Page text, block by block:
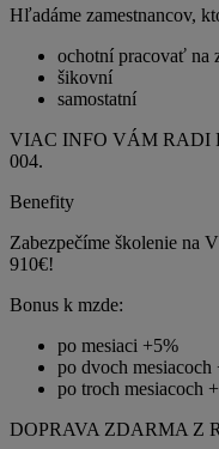
Hľadáme zamestnancov,
ochotní pracovať na
šikovní
samostatní
VIAC INFO VÁM RADI
004.
Benefity
Zabezpečíme školenie na
910€!
Bonus k mzde:
po mesiaci +5%
po dvoch mesiacoch
po troch mesiacoch
DOPRAVA ZDARMA Z